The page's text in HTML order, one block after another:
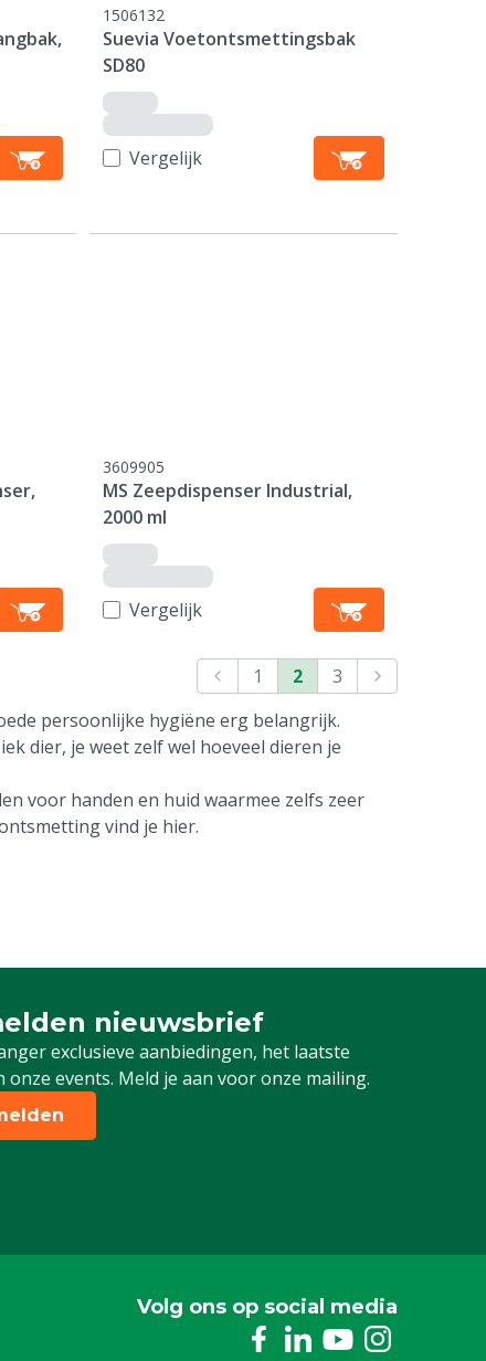
1506132
Suevia Voetontsmettingsbak
SD80
Vergelijk
3609905
MS Zeepdispenser Industrial,
2000 ml
Vergelijk
1 2
3
persoonlijke hygiëne erg belangrijk.
dier, je weet zelf wel hoeveel dieren je
voor handen en huid waarmee zelfs zeer
vind je hier.
nieuwsbrief
exclusieve aanbiedingen, het laatste
onze events. Meld je aan voor onze mailing.
in voor onze nieuwsbrief
Volg ons op social media